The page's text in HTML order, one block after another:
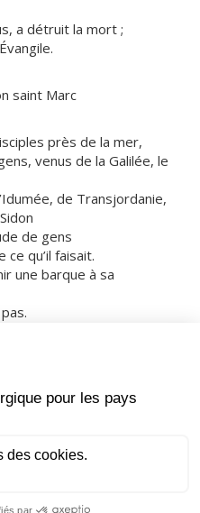
a détruit la mort ;
saint Marc
près de la mer,
venus de la Galilée, le
de Transjordanie,
de gens
qu’il faisait.
une barque à sa
de quelque mal
le voyaient,
:
de le faire connaître.
Dieu.